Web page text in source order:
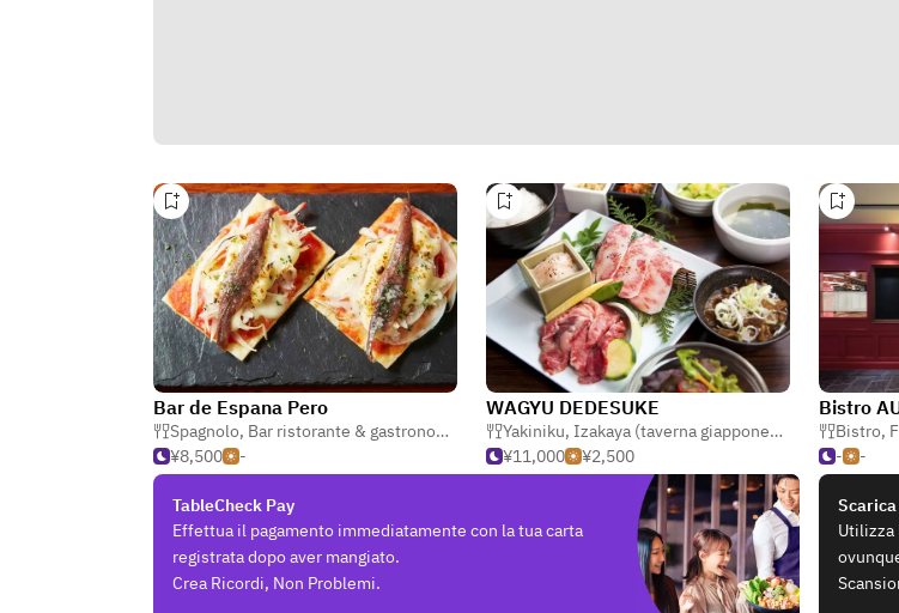
Bar de Espana Pero
Spagnolo, Bar ristorante & gastronomia
Bar
¥8,500
-
WAGYU DEDESUKE
Yakiniku, Izakaya (taverna giapponese)
¥11,000
¥2,500
Bistro
Bistro,
-
-
TableCheck Pay
Effettua il pagamento immediatamente con la tua carta
registrata dopo aver mangiato.
Crea Ricordi, Non Problemi.
Utilizza